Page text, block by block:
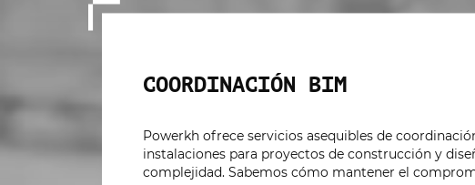
COORDINACIÓN BIM
Powerkh ofrece servicios asequibles de
instalaciones para proyectos de construcción y
complejidad. Sabemos cómo mantener el